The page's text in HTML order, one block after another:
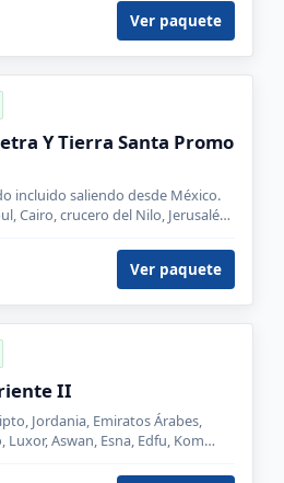
Ver paquete
Y Tierra Santa Promo
incluido saliendo desde México.
Cairo, crucero del Nilo, Jerusalén
Ver paquete
II
Jordania, Emiratos Árabes,
Luxor, Aswan, Esna, Edfu, Kom